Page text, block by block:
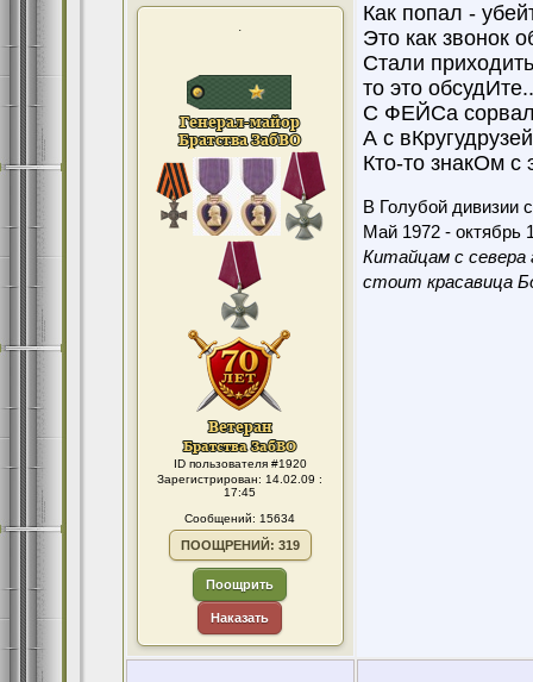
.
ID пользователя #1920
Зарегистрирован: 14.02.09 :
17:45
Сообщений: 15634
ПООЩРЕНИЙ: 319
Поощрить
Наказать
Как попал -
Это как звонок
Стали
то это
С ФЕЙСа
А с
Кто-то знакОм с
В Голубой дивизии
Май 1972 - октябрь
Китайцам с севера
стоит красавица